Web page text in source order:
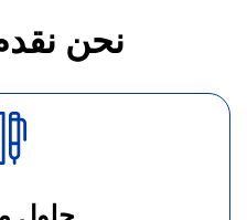
نحن